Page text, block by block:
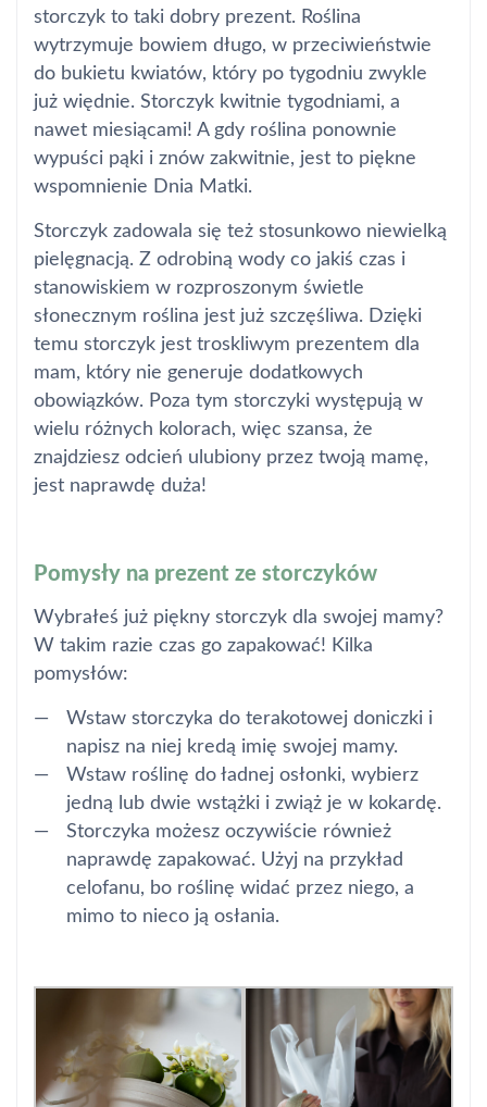
storczyk to taki dobry prezent. Roślina
wytrzymuje bowiem długo, w przeciwieństwie
do bukietu kwiatów, który po tygodniu zwykle
już więdnie. Storczyk kwitnie tygodniami, a
nawet miesiącami! A gdy roślina ponownie
wypuści pąki i znów zakwitnie, jest to piękne
wspomnienie Dnia Matki.
Storczyk zadowala się też stosunkowo niewielką
pielęgnacją. Z odrobiną wody co jakiś czas i
stanowiskiem w rozproszonym świetle
słonecznym roślina jest już szczęśliwa. Dzięki
temu storczyk jest troskliwym prezentem dla
mam, który nie generuje dodatkowych
obowiązków. Poza tym storczyki występują w
wielu różnych kolorach, więc szansa, że
znajdziesz odcień ulubiony przez twoją mamę,
jest naprawdę duża!
Pomysły na prezent ze storczyków
Wybrałeś już piękny storczyk dla swojej mamy?
W takim razie czas go zapakować! Kilka
pomysłów:
Wstaw storczyka do terakotowej doniczki i
napisz na niej kredą imię swojej mamy.
Wstaw roślinę do ładnej osłonki, wybierz
jedną lub dwie wstążki i zwiąż je w kokardę.
Storczyka możesz oczywiście również
naprawdę zapakować. Użyj na przykład
celofanu, bo roślinę widać przez niego, a
mimo to nieco ją osłania.